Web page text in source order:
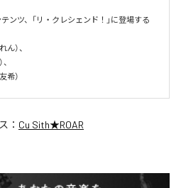
ンツ、「リ・クレシェンド！」に登場する
）、
希）
： Cu Sith★ROAR